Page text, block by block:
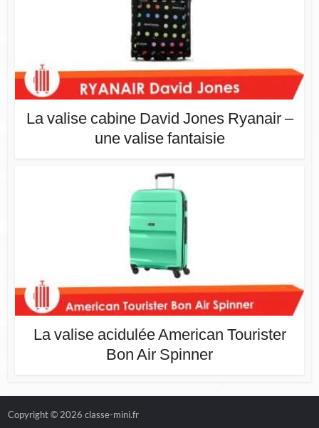
La valise cabine David Jones Ryanair –
une valise fantaisie
La valise acidulée American Tourister
Bon Air Spinner
Copyright © 2026 classe-mini.fr